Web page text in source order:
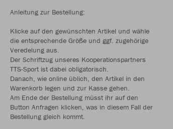
Anleitung zur Bestellung:
Klicke auf den gewünschten Artikel und wähle
die entsprechende Größe und ggf. zugehörige
Veredelung aus.
Der Schriftzug unseres Kooperationspartners
TTS-Sport ist dabei obligatorisch.
Danach, wie online üblich, den Artikel in den
Warenkorb legen und zur Kasse gehen.
Am Ende der Bestellung müsst ihr auf den
Button Anfragen klicken, was in diesem Fall der
Bestellung gleich kommt.